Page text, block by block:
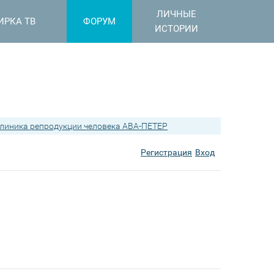
ТВ ФОРУМ
ЛИЧНЫЕ
ИСТОРИИ
репродукции человека АВА-ПЕТЕР
Регистрация Вход